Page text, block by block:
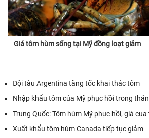
Giá tôm hùm sống tại Mỹ đồng loạt giảm
Đội tàu Argentina tăng tốc khai thác tôm
Nhập khẩu tôm của Mỹ phục hồi trong
Trung Quốc: Tôm hùm Mỹ phục hồi, giá
Xuất khẩu tôm hùm Canada tiếp tục giảm